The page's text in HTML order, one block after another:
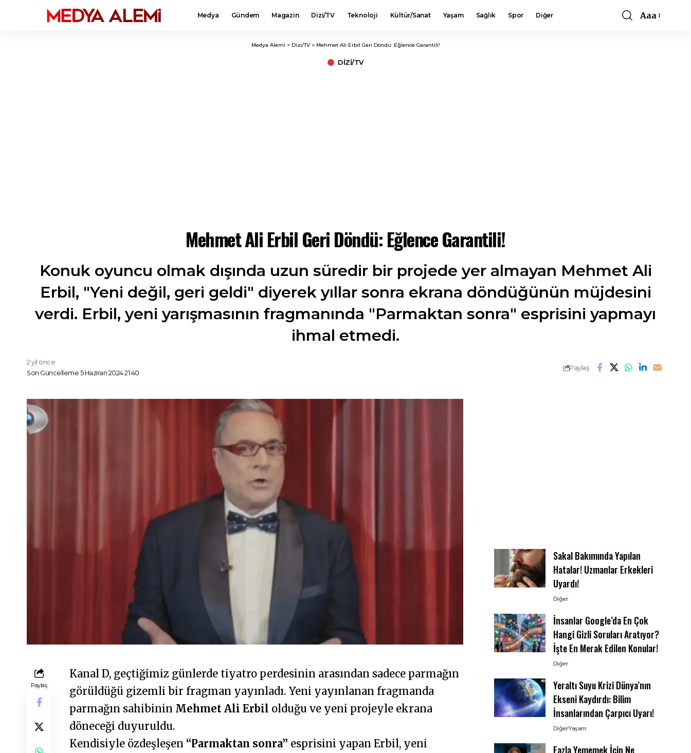
Medya Gündem Magazin Dizi/TV Teknoloji Kültür/Sanat Yaşam Sağlık Spor Diğer
Font
Aaa
Medya Alemi > Dizi/TV> Mehmet Ali Erbil Geri Döndü: Eğlence Garantili!
DIZI/TV
Mehmet Ali Erbil Geri Döndü: Eğlence Garantili!
Konuk oyuncu olmak dışında uzun süredir bir projede yer almayan Mehmet Ali
Erbil, "Yeni değil, geri geldi" diyerek yıllar sonra ekrana döndüğünün müjdesini
verdi. Erbil, yeni yarışmasının fragmanında "Parmaktan sonra" esprisini yapmayı
ihmal etmedi.
Son Güncelleme 5 Haziran 2024 21:40
2 yıl önce
Paylaş
Paylaş
Kanal D, geçtiğimiz günlerde tiyatro perdesinin arasından sadece parmağın
görüldüğü gizemli bir fragman yayınladı. Yeni yayınlanan fragmanda
parmağın sahibinin Mehmet Ali Erbil olduğu ve yeni projeyle ekrana
döneceği duyuruldu.
Kendisiyle özdeşleşen “Parmaktan sonra” esprisini yapan Erbil, yeni
Sakal Bakımında Yapılan
Hatalar! Uzmanlar Erkekleri
Uyardı!
Diğer
İnsanlar Google’da En Çok
Hangi Gizli Soruları Aratıyor?
İşte En Merak Edilen Konular!
Diğer
Yeraltı Suyu Krizi Dünya’nın
Ekseni Kaydırdı: Bilim
İnsanlarından Çarpıcı Uyarı!
DiğerYaşam
Fazla Yememek İçin Ne